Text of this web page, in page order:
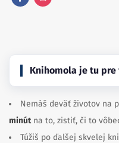
Knihomola je tu
Nemáš deväť životov na
minútna to, zistiť, či to
Túžiš po ďalšej skvelej